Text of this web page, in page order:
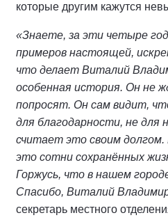
которые другим кажутся
«Знаете, за эти четыре
примеров настоящей,
что делает Виталий
особенная история. Он не
попросят. Он сам видит,
для благодарности, не для
считает это своим долгом.
это сотни сохранённых
Горжусь, что в нашем
Спасибо, Виталий
секретарь местного